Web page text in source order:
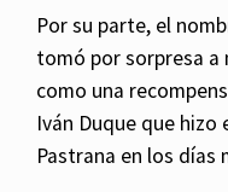
Por su parte, el
tomó por sorpresa
como una
Iván Duque que hizo
Pastrana en los días